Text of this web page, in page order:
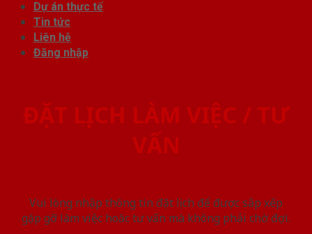
Dự án thực tế
Tin tức
Liên hệ
Đăng nhập
ĐẶT LỊCH LÀM VIỆC / TƯ
VẤN
Vui lòng nhập thông tin đặt lịch để được sắp xếp
gặp gỡ làm việc hoăc tư vấn mà không phải chờ đợi.